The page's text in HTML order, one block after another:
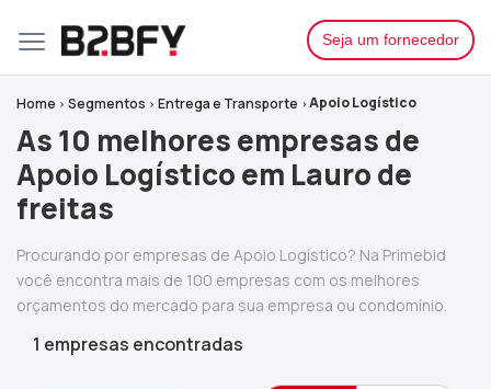
Seja um fornecedor
Home Segmentos Entrega e Transporte Apoio Logístico
As 10 melhores empresas de
Apoio Logístico em Lauro de
freitas
Procurando por empresas de Apoio Logístico? Na Primebid
você encontra mais de 100 empresas com os melhores
orçamentos do mercado para sua empresa ou condomínio.
1 empresas encontradas